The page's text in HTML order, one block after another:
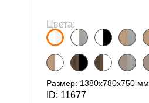
Цвета:
Размер: 1380х780х750 мм
ID: 11677